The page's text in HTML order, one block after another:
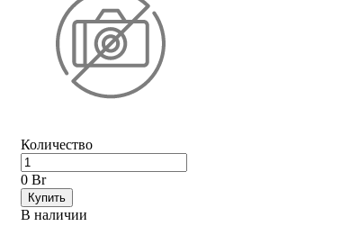
Количество
0 Br
Купить
В наличии